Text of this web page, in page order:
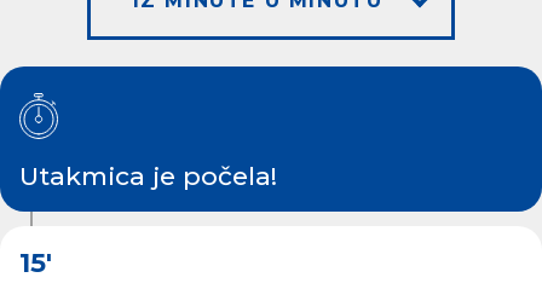
Utakmica je počela!
15'